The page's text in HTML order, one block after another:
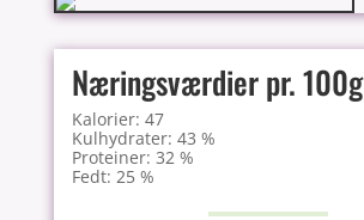
Næringsværdier pr. 100g
Kalorier: 47
Kulhydrater: 43 %
Proteiner: 32 %
Fedt: 25 %